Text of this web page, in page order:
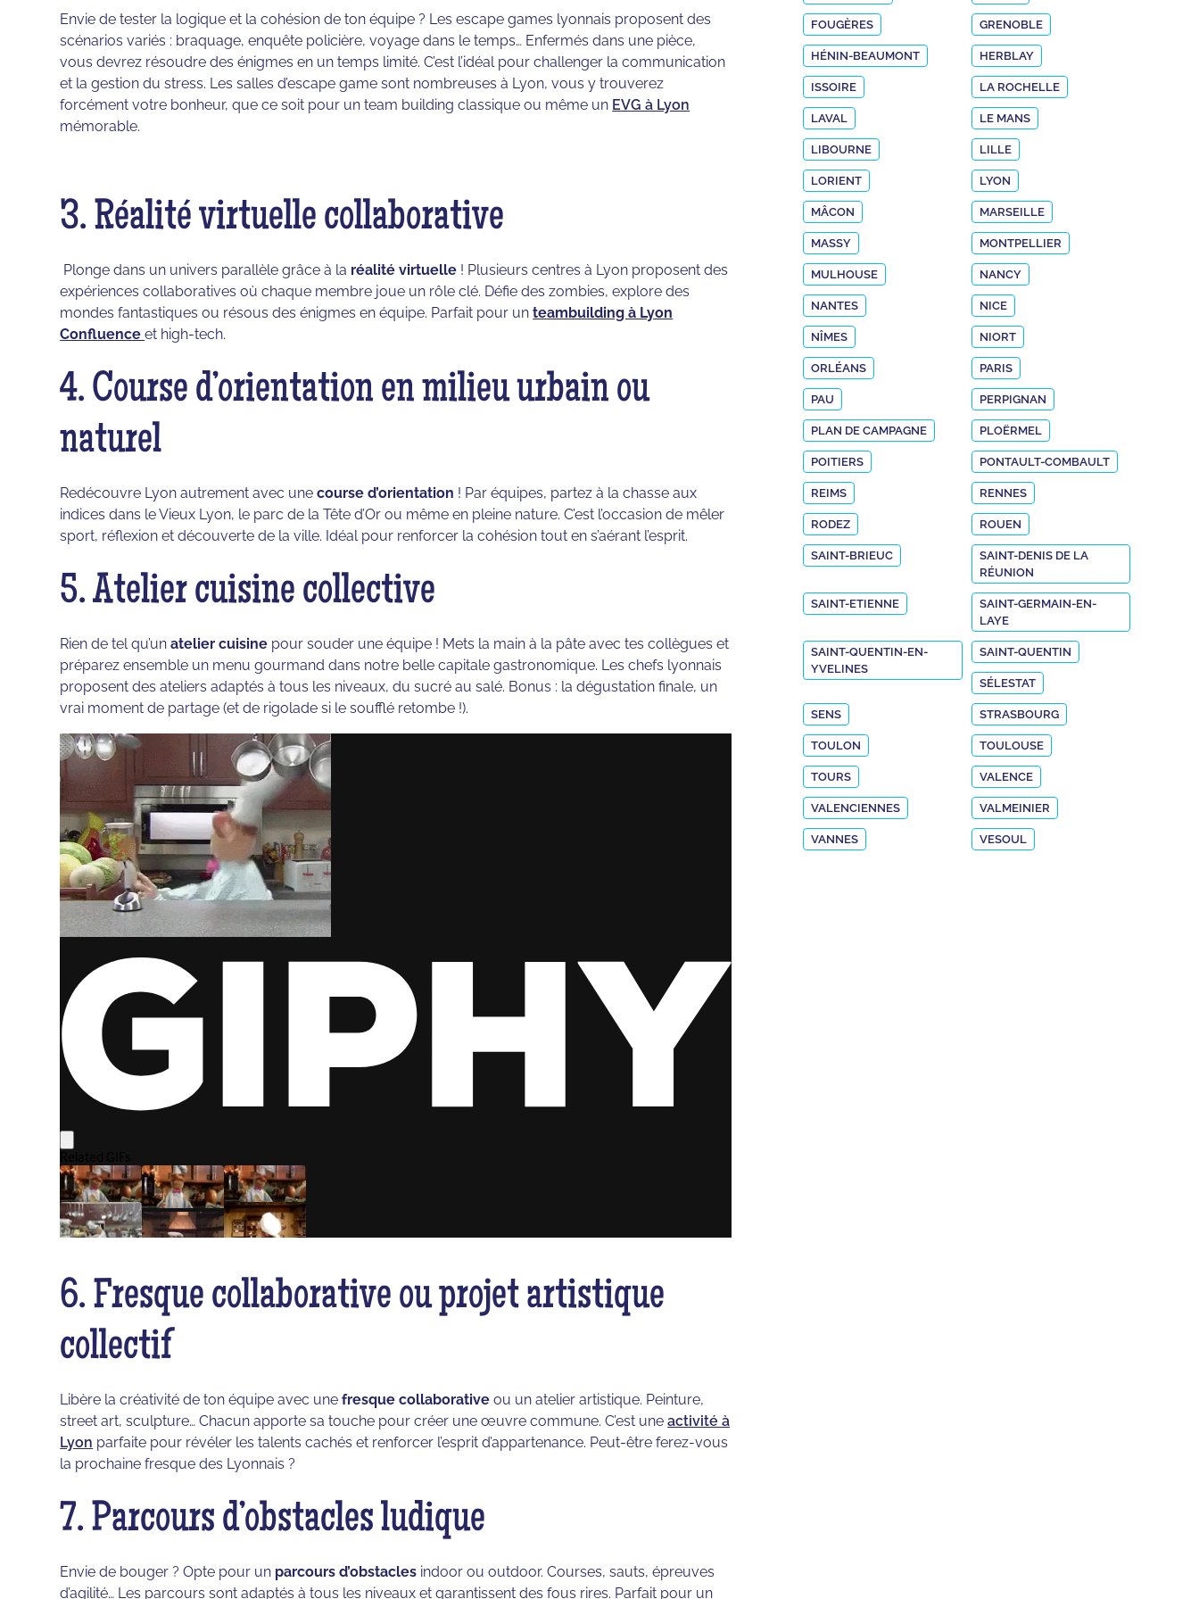
Envie de tester la logique et la cohésion de ton équipe ? Les escape games lyonnais proposent des
scénarios variés : braquage, enquête policière, voyage dans le temps… Enfermés dans une pièce,
vous devrez résoudre des énigmes en un temps limité. C’est l’idéal pour challenger la communication
et la gestion du stress. Les salles d’escape game sont nombreuses à Lyon, vous y trouverez
forcément votre bonheur, que ce soit pour un team building classique ou même un EVG à Lyon
mémorable.
3. Réalité virtuelle collaborative
Plonge dans un univers parallèle grâce à la réalité virtuelle ! Plusieurs centres à Lyon proposent des
expériences collaboratives où chaque membre joue un rôle clé. Défie des zombies, explore des
mondes fantastiques ou résous des énigmes en équipe. Parfait pour unteambuilding à Lyon
Confluenceet high-tech.
4. Course d’orientation en milieu urbain ou
naturel
Redécouvre Lyon autrement avec unecourse d’orientation ! Par équipes, partez à la chasse aux
indices dans le Vieux Lyon, le parc de la Tête d’Or ou même en pleine nature. C’est l’occasion de mêler
sport, réflexion et découverte de la ville. Idéal pour renforcer la cohésion tout en s’aérant l’esprit.
5. Atelier cuisine collective
Rien de tel qu’unatelier cuisine pour souder une équipe ! Mets la main à la pâte avec tes collègues et
préparez ensemble un menu gourmand dans notre belle capitale gastronomique. Les chefs lyonnais
proposent des ateliers adaptés à tous les niveaux, du sucré au salé. Bonus : la dégustation finale, un
vrai moment de partage (et de rigolade si le soufflé retombe !).
6. Fresque collaborative ou projet artistique
collectif
Libère la créativité de ton équipe avec unefresque collaborative ou un atelier artistique. Peinture,
street art, sculpture… Chacun apporte sa touche pour créer une œuvre commune. C’est uneactivité à
Lyon parfaite pour révéler les talents cachés et renforcer l’esprit d’appartenance. Peut-être ferez-vous
la prochaine fresque des Lyonnais ?
7. Parcours d’obstacles ludique
Envie de bouger ? Opte pour un parcours d’obstacles indoor ou outdoor. Courses, sauts, épreuves
d’agilité… Les parcours sont adaptés à tous les niveaux et garantissent des fous rires. Parfait pour un
FOUGÈRES GRENOBLE
HÉNIN-BEAUMONT HERBLAY
ISSOIRE LA ROCHELLE
LAVAL LE MANS
LIBOURNE LILLE
LORIENT LYON
MÂCON MARSEILLE
MASSY MONTPELLIER
MULHOUSE NANCY
NANTES NICE
NÎMES NIORT
ORLÉANS PARIS
PAU PERPIGNAN
PLAN DE CAMPAGNE PLOËRMEL
POITIERS PONTAULT-COMBAULT
REIMS RENNES
RODEZ ROUEN
SAINT-BRIEUC
SAINT-DENIS DE LA
RÉUNION
SAINT-ETIENNE
SAINT-GERMAIN-EN-
LAYE
SAINT-QUENTIN-EN-
YVELINES
SAINT-QUENTIN
SÉLESTAT
SENS STRASBOURG
TOULON TOULOUSE
TOURS VALENCE
VALENCIENNES VALMEINIER
VANNES VESOUL